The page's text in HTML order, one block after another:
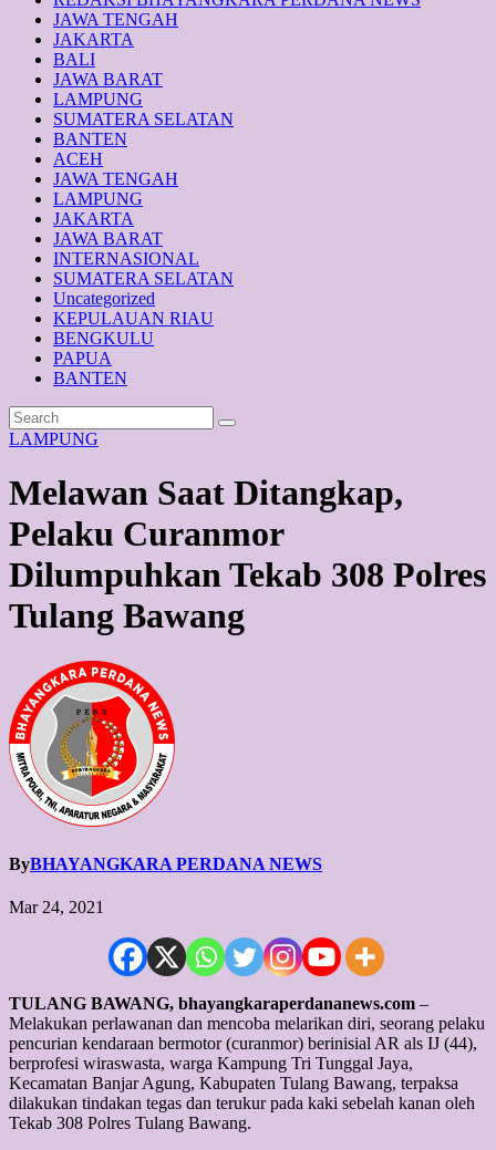
JAWA TENGAH
JAKARTA
BALI
JAWA BARAT
LAMPUNG
SUMATERA SELATAN
BANTEN
ACEH
JAWA TENGAH
LAMPUNG
JAKARTA
JAWA BARAT
INTERNASIONAL
SUMATERA SELATAN
Uncategorized
KEPULAUAN RIAU
BENGKULU
PAPUA
BANTEN
LAMPUNG
Melawan Saat Ditangkap,
Pelaku Curanmor
Dilumpuhkan Tekab 308 Polres
Tulang Bawang
ByBHAYANGKARA PERDANA NEWS
Mar 24, 2021
TULANG BAWANG, bhayangkaraperdananews.com –
Melakukan perlawanan dan mencoba melarikan diri, seorang pelaku
pencurian kendaraan bermotor (curanmor) berinisial AR als IJ (44),
berprofesi wiraswasta, warga Kampung Tri Tunggal Jaya,
Kecamatan Banjar Agung, Kabupaten Tulang Bawang, terpaksa
dilakukan tindakan tegas dan terukur pada kaki sebelah kanan oleh
Tekab 308 Polres Tulang Bawang.